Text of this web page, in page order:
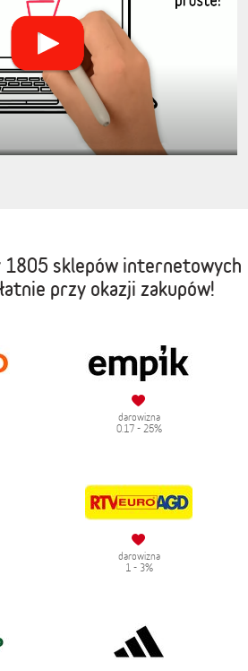
1805 sklepów internetowych
przy okazji zakupów!
darowizna
0.17 - 25%
darowizna
1 - 3%